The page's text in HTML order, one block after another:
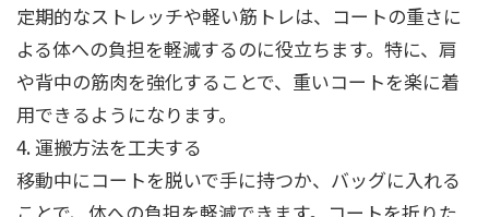
定期的なストレッチや軽い筋トレは、コートの重さに
よる体への負担を軽減するのに役立ちます。特に、肩
や背中の筋肉を強化することで、重いコートを楽に着
用できるようになります。
4. 運搬方法を工夫する
移動中にコートを脱いで手に持つか、バッグに入れる
ことで、体への負担を軽減できます。コートを折りた